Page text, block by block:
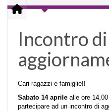
Incontro di
Cari ragazzi e famiglie!!
Sabato 14 aprile alle ore
partecipare ad un incontro di